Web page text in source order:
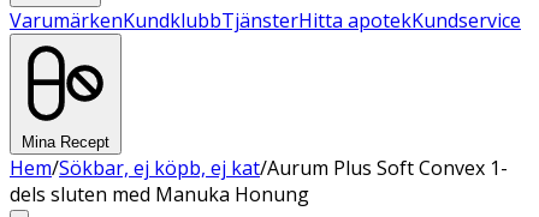
VarumärkenKundklubbTjänsterHitta apotekKundservice
Mina Recept
Hem/Sökbar, ej köpb, ej kat/Aurum Plus Soft Convex 1-
dels sluten med Manuka Honung